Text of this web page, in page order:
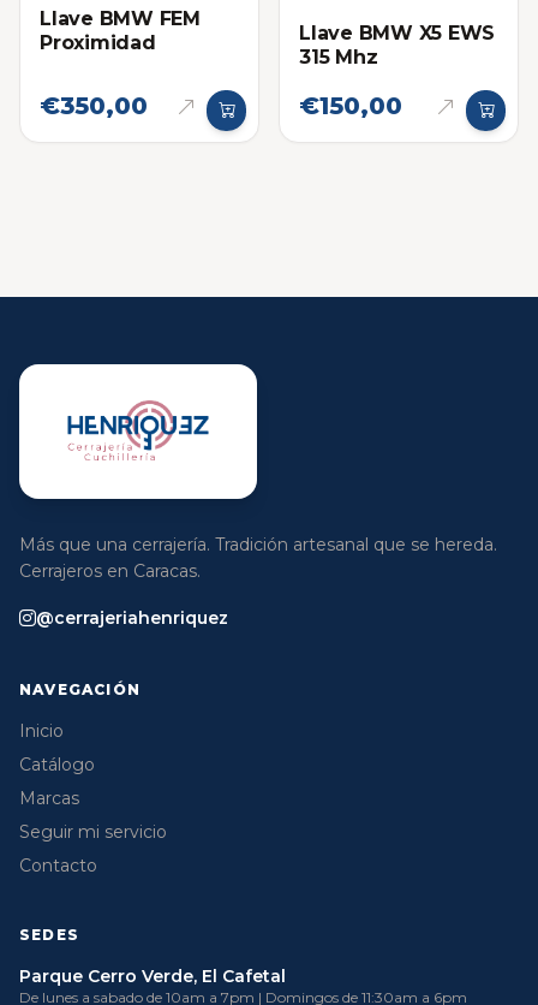
Llave BMW FEM
Proximidad
€350,00
Llave BMW X5 EWS
315 Mhz
€150,00
Más que una cerrajería. Tradición artesanal que se hereda.
Cerrajeros en Caracas.
@cerrajeriahenriquez
NAVEGACIÓN
Inicio
Catálogo
Marcas
Seguir mi servicio
Contacto
SEDES
Parque Cerro Verde, El Cafetal
De lunes a sabado de 10am a 7pm | Domingos de 11:30am a 6pm